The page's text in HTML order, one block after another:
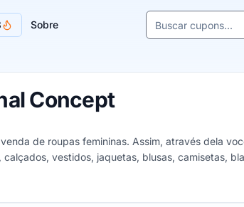
Sobre
Buscar cupons e
Concept
de roupas femininas. Assim, através dela
vestidos, jaquetas, blusas, camisetas,